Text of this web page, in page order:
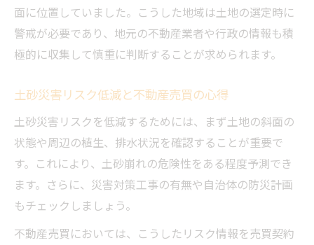
面に位置していました。こうした地域は土地の選定時に
警戒が必要であり、地元の不動産業者や行政の情報も積
極的に収集して慎重に判断することが求められます。
土砂災害リスク低減と不動産売買の心得
土砂災害リスクを低減するためには、まず土地の斜面の
状態や周辺の植生、排水状況を確認することが重要で
す。これにより、土砂崩れの危険性をある程度予測でき
ます。さらに、災害対策工事の有無や自治体の防災計画
もチェックしましょう。
不動産売買においては、こうしたリスク情報を売買契約